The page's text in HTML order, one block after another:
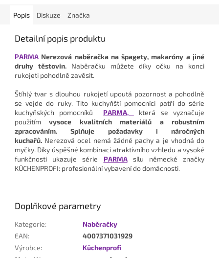
Popis Diskuze Značka
Detailní popis produktu
PARMA Nerezová naběračka na špagety, makaróny a jiné
druhy těstovin.
Naběračku můžete díky očku na konci
rukojeti pohodlně zavěsit.
Štíhlý tvar s dlouhou rukojetí upoutá pozornost a pohodlně
se vejde do ruky. Tito kuchyňští pomocníci patří do série
kuchyňských pomocníků
PARMA,
která se vyznačuje
použitím
vysoce kvalitních materiálů a robustním
zpracováním. Splňuje požadavky i náročných
kuchařů. Nerezová ocel nemá žádné pachy a je vhodná do
myčky. Díky úspěšné kombinaci atraktivního vzhledu a vysoké
funkčnosti ukazujesérie PARMA
sílu německé značky
KÜCHENPROFI: profesionální vybavení do domácnosti.
Doplňkové parametry
Kategorie:
Naběračky
EAN:
4007371031929
Výrobce:
Küchenprofi